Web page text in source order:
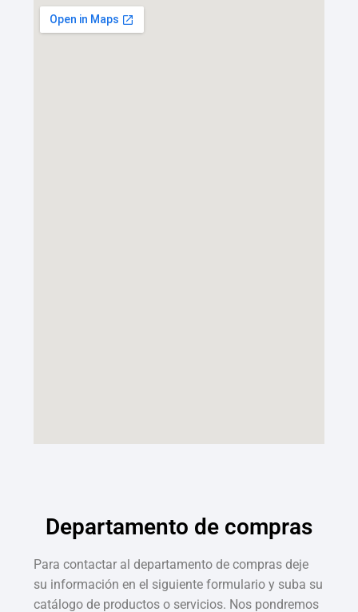
Departamento de compras
Para contactar al departamento de compras deje
su información en el siguiente formulario y suba su
catálogo de productos o servicios. Nos pondremos